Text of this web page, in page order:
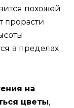
похожей
прорасти
в пределах
на
цветы,